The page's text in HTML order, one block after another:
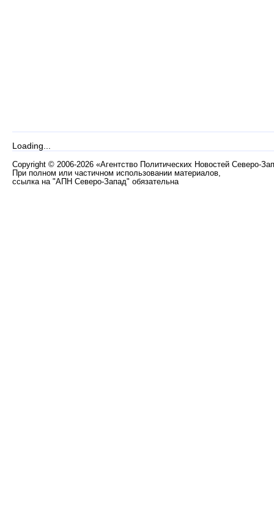
Loading...
Copyright © 2006-2026 «Агентство Политических Новостей Северо-
При полном или частичном использовании материалов,
ссылка на "АПН Северо-Запад" обязательна